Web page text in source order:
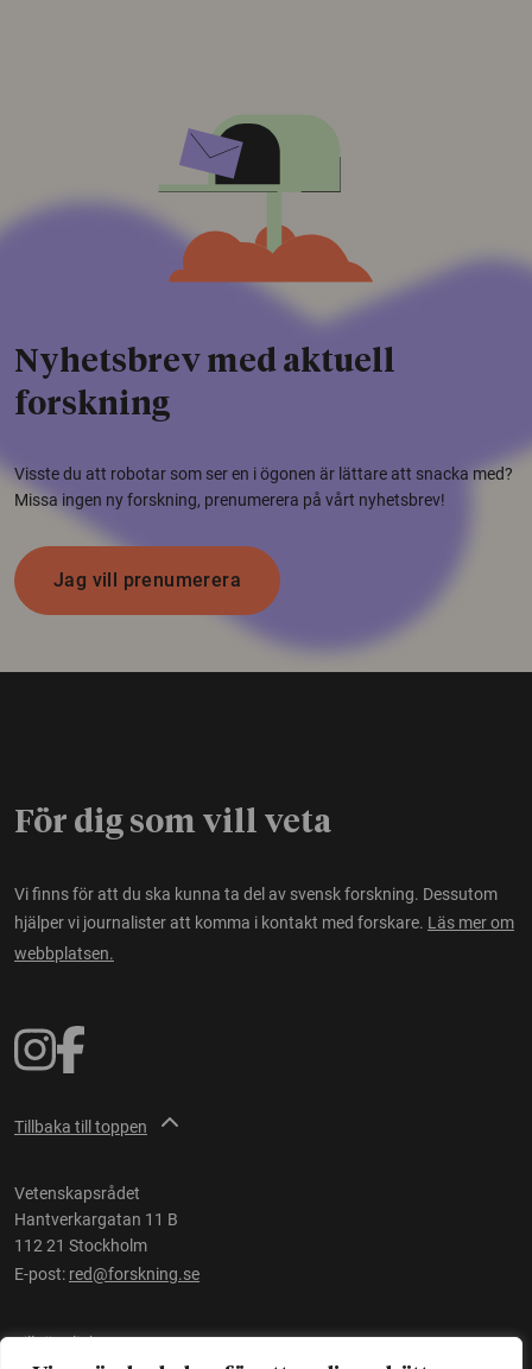
Nyhetsbrev med aktuell
forskning
Visste du att robotar som ser en i ögonen är lättare att snacka med?
Missa ingen ny forskning, prenumerera på vårt nyhetsbrev!
Jag vill prenumerera
För dig som vill veta
Vi finns för att du ska kunna ta del av svensk forskning. Dessutom
hjälper vi journalister att komma i kontakt med forskare. Läs mer om
webbplatsen.
Tillbaka till toppen
Vetenskapsrådet
Hantverkargatan 11 B
112 21 Stockholm
E-post: red@forskning.se
Tillgänglighet